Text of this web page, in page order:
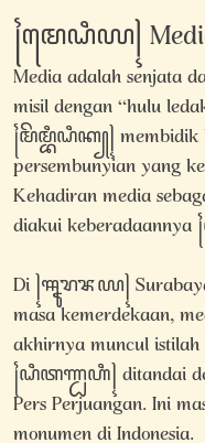
꧌ꦩꦺꦝꦶꦪ꧍
Media adalah senjata
misil dengan “hulu
꧌ꦩꦼꦩ꧀ꦧꦶꦝꦶꦏ꧀꧍ membidik
persembunyian yang
Kehadiran media
diakui
Di ꧍ꦯꦹꦫꦨꦪ꧍
masa kemerdekaan,
akhirnya muncul
꧌ꦝꦶꦠꦟ꧀ꦝꦲꦶ꧍ ditandai
Pers Perjuangan. Ini